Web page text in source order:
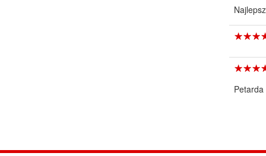
☆☆☆
★★★
☆☆☆
★★★
Petarda